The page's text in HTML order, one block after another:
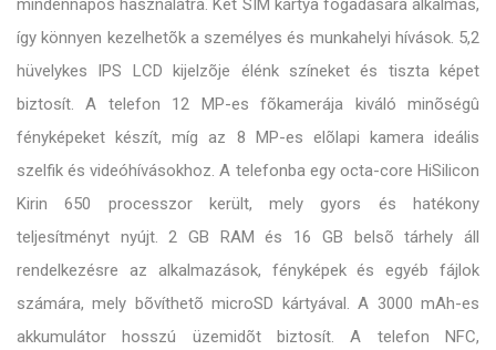
mindennapos használatra. Két SIM kártya fogadására alkalmas,
így könnyen kezelhetõk a személyes és munkahelyi hívások. 5,2
hüvelykes IPS LCD kijelzõje élénk színeket és tiszta képet
biztosít. A telefon 12 MP-es fõkamerája kiváló minõségû
fényképeket készít, míg az 8 MP-es elõlapi kamera ideális
szelfik és videóhívásokhoz. A telefonba egy octa-core HiSilicon
Kirin 650 processzor került, mely gyors és hatékony
teljesítményt nyújt. 2 GB RAM és 16 GB belsõ tárhely áll
rendelkezésre az alkalmazások, fényképek és egyéb fájlok
számára, mely bõvíthetõ microSD kártyával. A 3000 mAh-es
akkumulátor hosszú üzemidõt biztosít. A telefon NFC,